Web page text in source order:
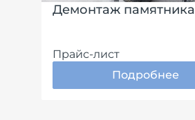
Демонтаж памятника
Прайс-лист
Подробнее